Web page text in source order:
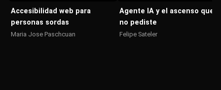
Accesibilidad web para
personas sordas
Maria Jose Paschcuan
Agente IA y el ascenso que
no pediste
Felipe Sateler